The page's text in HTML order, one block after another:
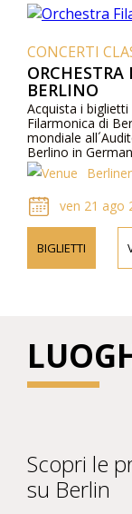
CONCERTI
BERLINO
Acquista i biglietti
Filarmonica di
mondiale
Berlino in
contattaci
informazioni su
e prezzi dei biglietti.
ven 21 ago
BIGLIETTI
Scopri le
su Berlin